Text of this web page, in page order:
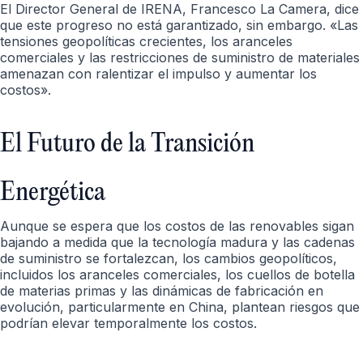
El Director General de IRENA, Francesco La Camera, dice
que este progreso no está garantizado, sin embargo. «Las
tensiones geopolíticas crecientes, los aranceles
comerciales y las restricciones de suministro de materiales
amenazan con ralentizar el impulso y aumentar los
costos».
El Futuro de la Transición
Energética
Aunque se espera que los costos de las renovables sigan
bajando a medida que la tecnología madura y las cadenas
de suministro se fortalezcan, los cambios geopolíticos,
incluidos los aranceles comerciales, los cuellos de botella
de materias primas y las dinámicas de fabricación en
evolución, particularmente en China, plantean riesgos que
podrían elevar temporalmente los costos.